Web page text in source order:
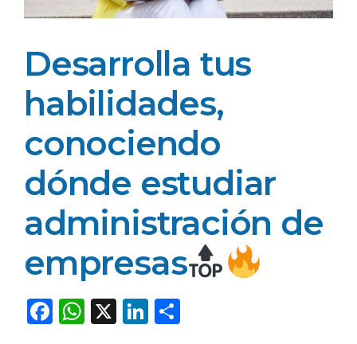
Desarrolla tus
habilidades,
conociendo
dónde estudiar
administración de
empresas
F
W X
Li